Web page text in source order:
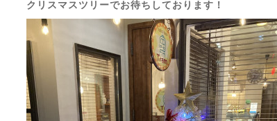
クリスマスツリーでお待ちしております！